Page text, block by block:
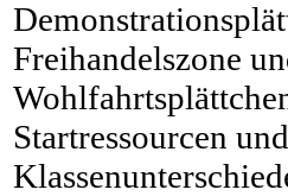
Freihandelszone
Startressourcen